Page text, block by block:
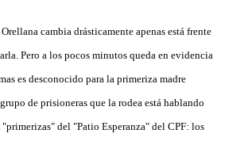
cambia drásticamente apenas está frente
Pero a los pocos minutos queda en evidencia
es desconocido para la primeriza madre
de prisioneras que la rodea está hablando
del "Patio Esperanza" del CPF: los